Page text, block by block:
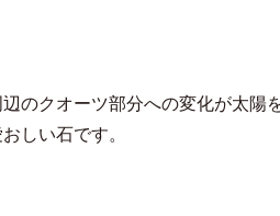
のクオーツ部分への変化が太
しい石です。